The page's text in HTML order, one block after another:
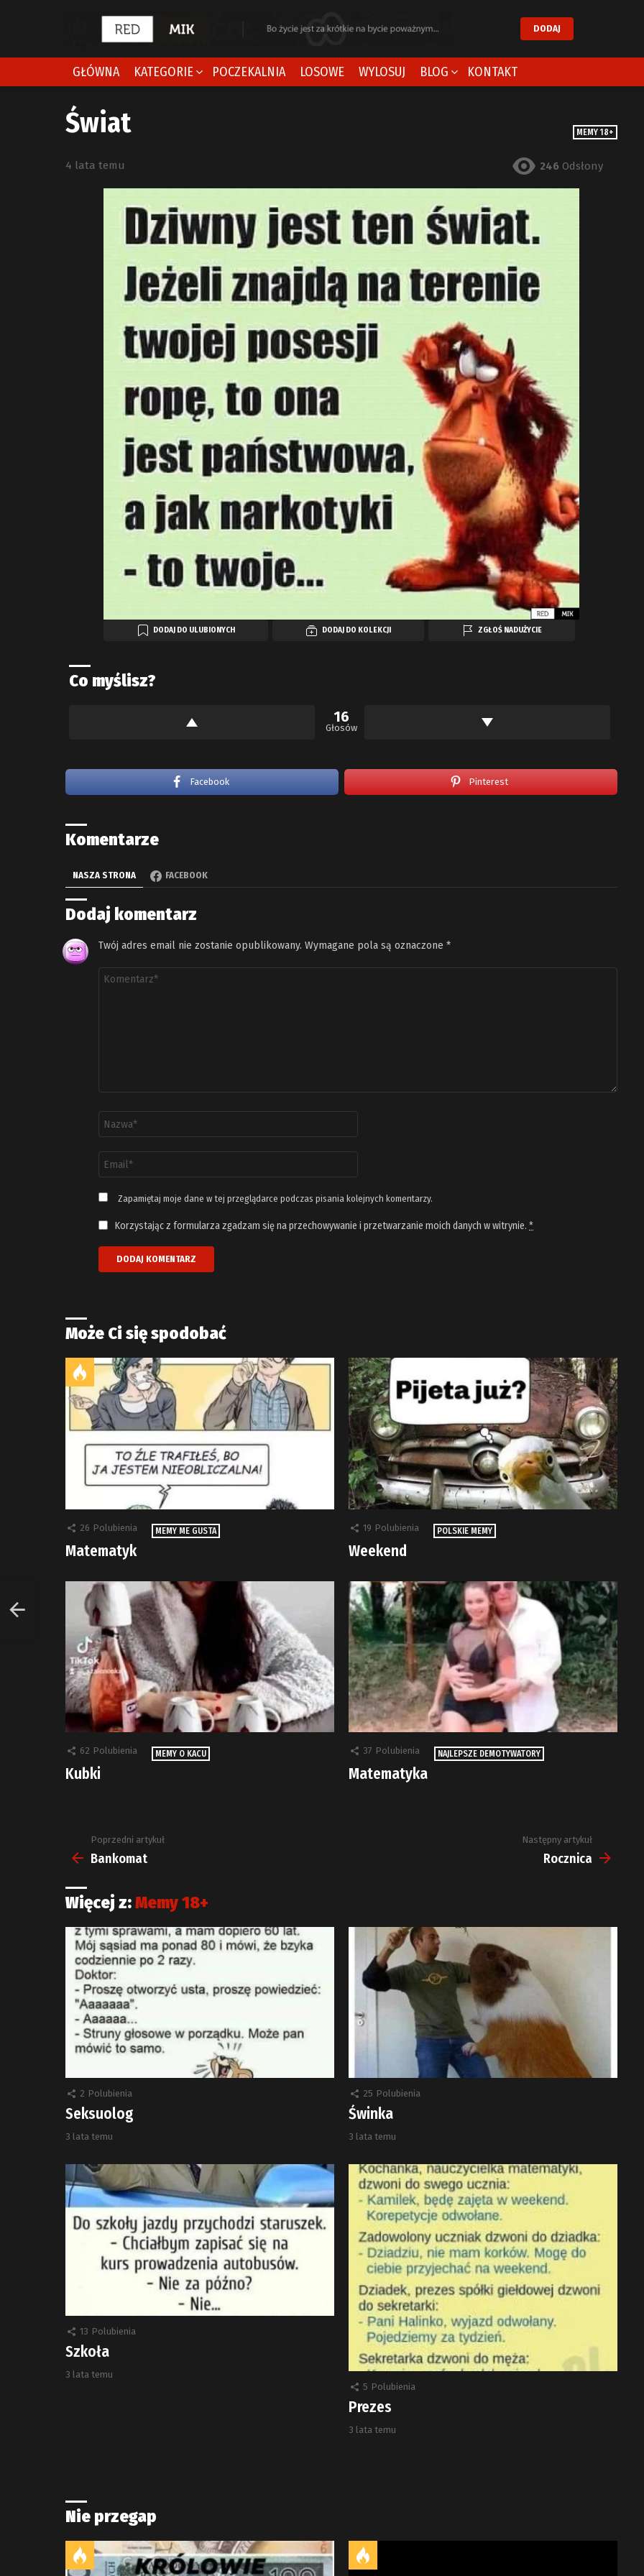
DODAJ
GŁÓWNA KATEGORIE POCZEKALNIA LOSOWE WYLOSUJ BLOG KONTAKT
MEMY 18+
Świat
4 lata temu 246 Odsłony
DODAJ DO ULUBIONYCH DODAJ DO KOLEKCJI ZGŁOŚ NADUŻYCIE
Co myślisz?
16
Głosów
Facebook Pinterest
Komentarze
NASZA STRONA FACEBOOK
Dodaj komentarz
Twój adres email nie zostanie opublikowany. Wymagane pola są oznaczone *
Komentarz
email
*
Zapamiętaj moje dane w tej przeglądarce podczas pisania kolejnych komentarzy.
Korzystając z formularza zgadzam się na przechowywanie i przetwarzanie moich danych w witrynie. *
Może Ci się spodobać
26 Polubienia MEMY ME GUSTA
Matematyk
19 Polubienia POLSKIE MEMY
Weekend
62 Polubienia MEMY O KACU
Kubki
37 Polubienia NAJLEPSZE DEMOTYWATORY
Matematyka
Zobacz
więcej
Poprzedni artykuł
Bankomat
Następny artykuł
Rocznica
Więcej z:Memy 18+
2 Polubienia
Seksuolog
3 lata temu
25 Polubienia
Świnka
3 lata temu
13 Polubienia
Szkoła
3 lata temu
5 Polubienia
Prezes
3 lata temu
Nie przegap